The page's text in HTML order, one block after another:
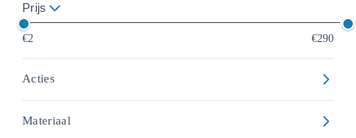
Prijs
€2 €290
Acties
Materiaal